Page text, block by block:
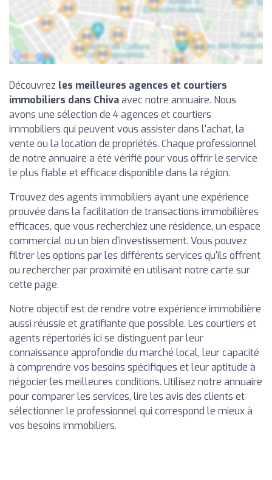
Découvrez les meilleures agences et courtiers
immobiliers dans Chivaavec notre annuaire. Nous
avons une sélection de 4 agences et courtiers
immobiliers qui peuvent vous assister dans l'achat, la
vente ou la location de propriétés. Chaque professionnel
de notre annuaire a été vérifié pour vous offrir le service
le plus fiable et efficace disponible dans la région.
Trouvez des agents immobiliers ayant une expérience
prouvée dans la facilitation de transactions immobilières
efficaces, que vous recherchiez une résidence, un espace
commercial ou un bien d'investissement. Vous pouvez
filtrer les options par les différents services qu'ils offrent
ou rechercher par proximité en utilisant notre carte sur
cette page.
Notre objectif est de rendre votre expérience immobilière
aussi réussie et gratifiante que possible. Les courtiers et
agents répertoriés ici se distinguent par leur
connaissance approfondie du marché local, leur capacité
à comprendre vos besoins spécifiques et leur aptitude à
négocier les meilleures conditions. Utilisez notre annuaire
pour comparer les services, lire les avis des clients et
sélectionner le professionnel qui correspond le mieux à
vos besoins immobiliers.